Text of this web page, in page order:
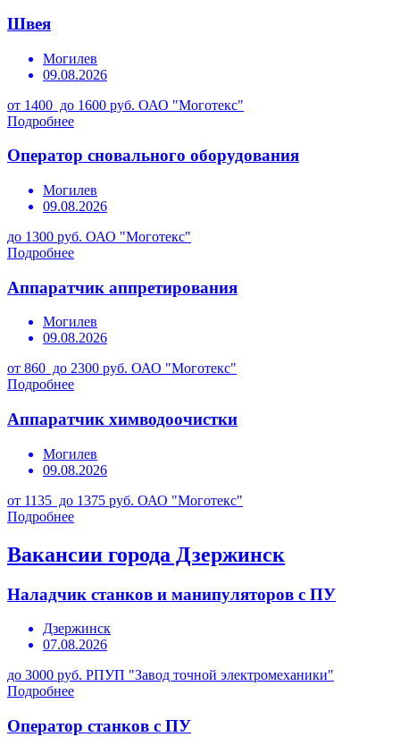
Швея
Могилев
09.08.2026
от 1400 до 1600 руб. ОАО "Моготекс"
Подробнее
Оператор сновального оборудования
Могилев
09.08.2026
до 1300 руб. ОАО "Моготекс"
Подробнее
Аппаратчик аппретирования
Могилев
09.08.2026
от 860 до 2300 руб. ОАО "Моготекс"
Подробнее
Аппаратчик химводоочистки
Могилев
09.08.2026
от 1135 до 1375 руб. ОАО "Моготекс"
Подробнее
Вакансии города Дзержинск
Наладчик станков и манипуляторов с ПУ
Дзержинск
07.08.2026
до 3000 руб. РПУП "Завод точной электромеханики"
Подробнее
Оператор станков с ПУ